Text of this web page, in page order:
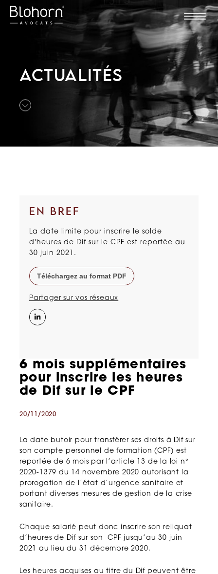
ACTUALITÉS
6 mois supplémentaires
pour inscrire les heures
de Dif sur le CPF
20/11/2020
La date butoir pour transférer ses droits à Dif sur
son compte personnel de formation (CPF) est
reportée de 6 mois par l’article 13 de la loi n°
2020-1379 du 14 novembre 2020 autorisant la
prorogation de l’état d’urgence sanitaire et
portant diverses mesures de gestion de la crise
sanitaire.
Chaque salarié peut donc inscrire son reliquat
d’heures de Dif sur son CPF jusqu’au 30 juin
2021 au lieu du 31 décembre 2020.
Les heures acquises au titre du Dif peuvent être
EN BREF
La date limite pour inscrire le solde
d'heures de Dif sur le CPF est reportée au
30 juin 2021.
Téléchargez au format PDF
Partager sur vos réseaux